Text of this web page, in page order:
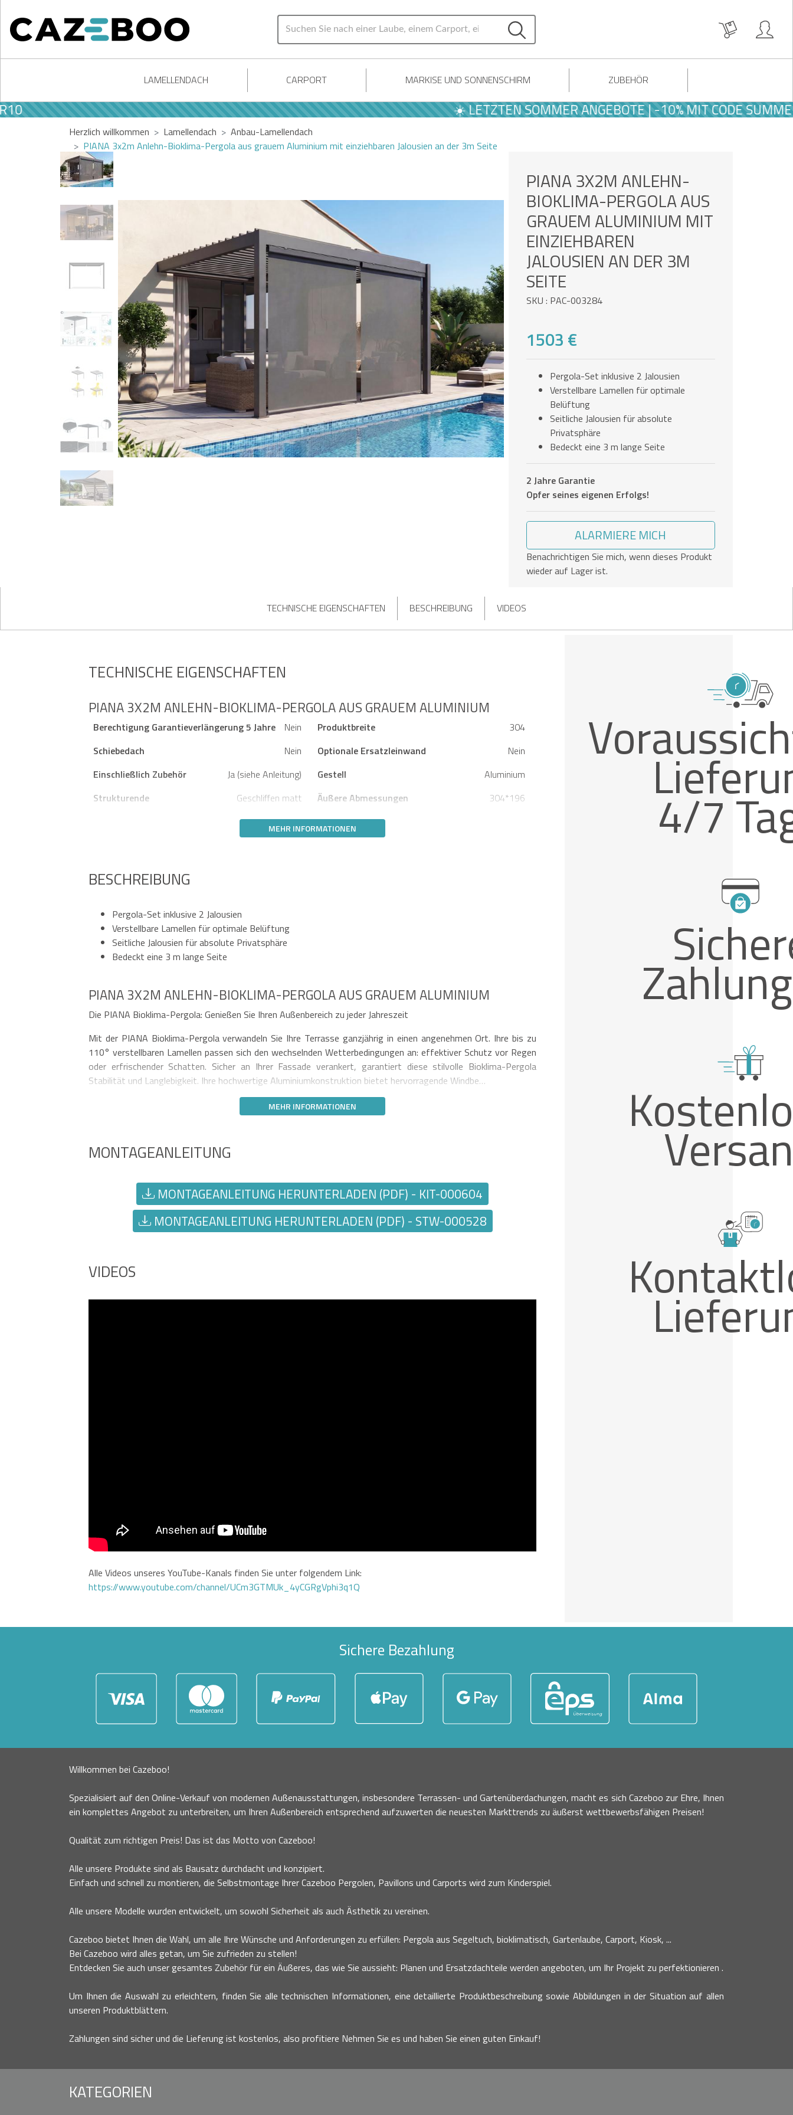
LAMELLENDACH CARPORT MARKISE UND SONNENSCHIRM ZUBEHÖR
☀️ LETZTEN SOMMER ANGEBOTE | -10% MIT CODE SUMMER10
Herzlich willkommen Lamellendach
Anbau-Lamellendach
PIANA 3x2m Anlehn-Bioklima-Pergola aus grauem Aluminium mit einziehbaren Jalousien an der 3m Seite
PIANA 3X2M ANLEHN-
BIOKLIMA-PERGOLA AUS
GRAUEM ALUMINIUM MIT
EINZIEHBAREN
JALOUSIEN AN DER 3M
SEITE
SKU : PAC-003284
1503 €
Pergola-Set inklusive 2 Jalousien
Verstellbare Lamellen für optimale
Belüftung
Seitliche Jalousien für absolute
Privatsphäre
Bedeckt eine 3 m lange Seite
2 Jahre Garantie
Opfer seines eigenen Erfolgs!
ALARMIERE MICH
Benachrichtigen Sie mich, wenn dieses Produkt
wieder auf Lager ist.
TECHNISCHE EIGENSCHAFTEN BESCHREIBUNG VIDEOS
TECHNISCHE EIGENSCHAFTEN
PIANA 3X2M ANLEHN-BIOKLIMA-PERGOLA AUS GRAUEM ALUMINIUM
Berechtigung Garantieverlängerung 5 Jahre Nein Produktbreite
304
Schiebedach
Nein Optionale Ersatzleinwand
Nein
Einschließlich Zubehör
Ja (siehe Anleitung) Gestell
Aluminium
Strukturende
Geschliffen matt Äußere Abmessungen 304*196
MEHR INFORMATIONEN
BESCHREIBUNG
Pergola-Set inklusive 2 Jalousien
Verstellbare Lamellen für optimale Belüftung
Seitliche Jalousien für absolute Privatsphäre
Bedeckt eine 3 m lange Seite
PIANA 3X2M ANLEHN-BIOKLIMA-PERGOLA AUS GRAUEM ALUMINIUM
Die PIANA Bioklima-Pergola: Genießen Sie Ihren Außenbereich zu jeder Jahreszeit
Mit der PIANA Bioklima-Pergola verwandeln Sie Ihre Terrasse ganzjährig in einen angenehmen Ort. Ihre bis zu
110° verstellbaren Lamellen passen sich den wechselnden Wetterbedingungen an: effektiver Schutz vor Regen
oder erfrischender Schatten. Sicher an Ihrer Fassade verankert, garantiert diese stilvolle Bioklima-Pergola
Stabilität und Langlebigkeit. Ihre hochwertige Aluminiumkonstruktion bietet hervorragende Windbe…
MEHR INFORMATIONEN
MONTAGEANLEITUNG
MONTAGEANLEITUNG HERUNTERLADEN (PDF) - KIT-000604
MONTAGEANLEITUNG HERUNTERLADEN (PDF) - STW-000528
VIDEOS
Alle Videos unseres YouTube-Kanals finden Sie unter folgendem Link:
https://www.youtube.com/channel/UCm3GTMUk_4yCGRgVphi3q1Q
4/7
Sichere Bezahlung
Willkommen bei Cazeboo!
Spezialisiert auf den Online-Verkauf von modernen Außenausstattungen, insbesondere Terrassen- und Gartenüberdachungen, macht es sich Cazeboo zur Ehre, Ihnen
ein komplettes Angebot zu unterbreiten, um Ihren Außenbereich entsprechend aufzuwerten die neuesten Markttrends zu äußerst wettbewerbsfähigen Preisen!
Qualität zum richtigen Preis! Das ist das Motto von Cazeboo!
Alle unsere Produkte sind als Bausatz durchdacht und konzipiert.
Einfach und schnell zu montieren, die Selbstmontage Ihrer Cazeboo Pergolen, Pavillons und Carports wird zum Kinderspiel.
Alle unsere Modelle wurden entwickelt, um sowohl Sicherheit als auch Ästhetik zu vereinen.
Cazeboo bietet Ihnen die Wahl, um alle Ihre Wünsche und Anforderungen zu erfüllen: Pergola aus Segeltuch, bioklimatisch, Gartenlaube, Carport, Kiosk, ...
Bei Cazeboo wird alles getan, um Sie zufrieden zu stellen!
Entdecken Sie auch unser gesamtes Zubehör für ein Äußeres, das wie Sie aussieht: Planen und Ersatzdachteile werden angeboten, um Ihr Projekt zu perfektionieren .
Um Ihnen die Auswahl zu erleichtern, finden Sie alle technischen Informationen, eine detaillierte Produktbeschreibung sowie Abbildungen in der Situation auf allen
unseren Produktblättern.
Zahlungen sind sicher und die Lieferung ist kostenlos, also profitiere Nehmen Sie es und haben Sie einen guten Einkauf!
KATEGORIEN